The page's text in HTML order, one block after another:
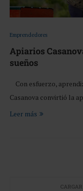
Emprendedores
Apiarios
sueños
Con esfuerzo,
Casanova convirtió la
Leer más